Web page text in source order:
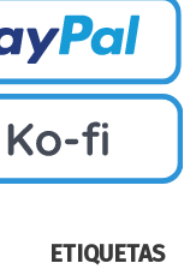
ETIQUETAS